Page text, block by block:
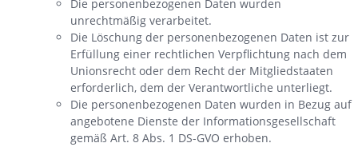
Die personenbezogenen Daten wurden
unrechtmäßig verarbeitet.
Die Löschung der personenbezogenen Daten ist zur
Erfüllung einer rechtlichen Verpflichtung nach dem
Unionsrecht oder dem Recht der Mitgliedstaaten
erforderlich, dem der Verantwortliche unterliegt.
Die personenbezogenen Daten wurden in Bezug auf
angebotene Dienste der Informationsgesellschaft
gemäß Art. 8 Abs. 1 DS-GVO erhoben.